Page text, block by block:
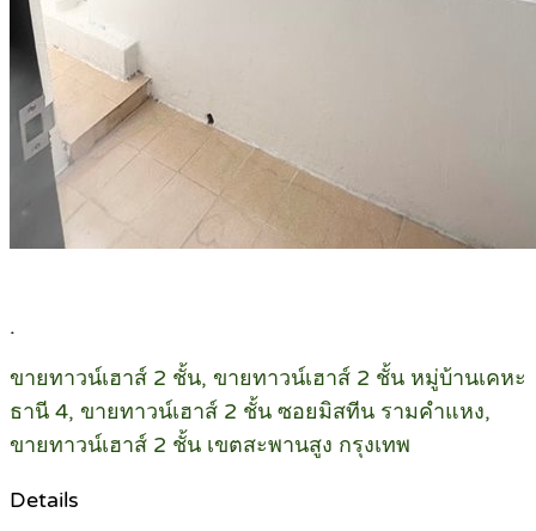
.
ขายทาวน์เฮาส์ 2 ชั้น, ขายทาวน์เฮาส์ 2 ชั้น หมู่บ้านเคหะ
ธานี 4, ขายทาวน์เฮาส์ 2 ชั้น ซอยมิสทีน รามคำแหง,
ขายทาวน์เฮาส์ 2 ชั้น เขตสะพานสูง กรุงเทพ
Details